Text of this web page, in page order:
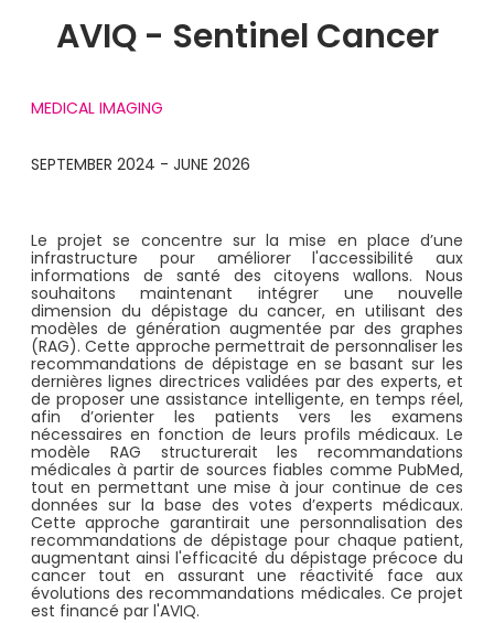
AVIQ - Sentinel Cancer
MEDICAL IMAGING
SEPTEMBER 2024 - JUNE 2026
Le projet se concentre sur la mise en place d’une
infrastructure pour améliorer l'accessibilité aux
informations de santé des citoyens wallons. Nous
souhaitons maintenant intégrer une nouvelle
dimension du dépistage du cancer, en utilisant des
modèles de génération augmentée par des graphes
(RAG). Cette approche permettrait de personnaliser les
recommandations de dépistage en se basant sur les
dernières lignes directrices validées par des experts, et
de proposer une assistance intelligente, en temps réel,
afin d’orienter les patients vers les examens
nécessaires en fonction de leurs profils médicaux. Le
modèle RAG structurerait les recommandations
médicales à partir de sources fiables comme PubMed,
tout en permettant une mise à jour continue de ces
données sur la base des votes d’experts médicaux.
Cette approche garantirait une personnalisation des
recommandations de dépistage pour chaque patient,
augmentant ainsi l'efficacité du dépistage précoce du
cancer tout en assurant une réactivité face aux
évolutions des recommandations médicales. Ce projet
est financé par l'AVIQ.